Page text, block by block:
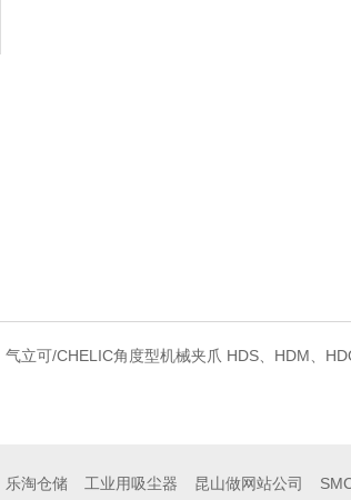
气立可/CHELIC角度型机械夹爪 HDS、HDM、
乐淘仓储 工业用吸尘器 昆山做网站公司